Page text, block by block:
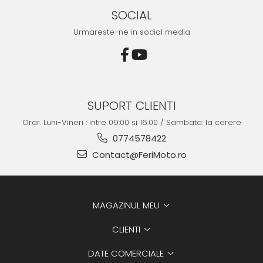
Concluzie
investitia perfecta pentru pilotii care nu accepta compromisuri
pe deplin de fiecare moment petrecut pe motocicleta ta.
SOCIAL
Urmareste-ne in social media
SUPORT CLIENTI
Orar. Luni-Vineri : intre 09:00 si 16:00 / Sambata: la cerere
0774578422
Contact@FeriMoto.ro
MAGAZINUL MEU
CLIENTI
DATE COMERCIALE